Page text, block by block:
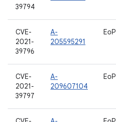
39794
CVE-
2021-
39796
A-
205595291
EoP
CVE-
2021-
39797
A-
209607104
EoP